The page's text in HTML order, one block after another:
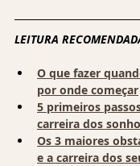
LEITURA
O que fazer
por onde começar
5 primeiros
carreira dos
Os 3 maiores
e a carreira dos